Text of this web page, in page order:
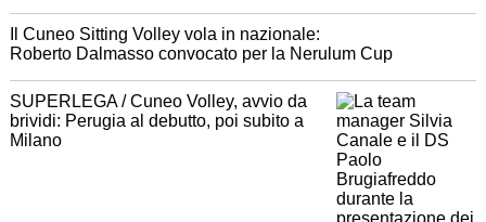
Il Cuneo Sitting Volley vola in nazionale:
Roberto Dalmasso convocato per la Nerulum Cup
SUPERLEGA / Cuneo Volley, avvio da
brividi: Perugia al debutto, poi subito a
Milano